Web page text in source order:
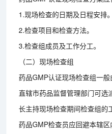
1.现场检查的日期及日程安排。
2.检查项目和检查方法。
3.检查组成员及工作分工。
（二）现场检查组
药品GMP认证现场检查组一般
直辖市药品监督管理部门可选
长主持现场检查期间检查组的
药品GMP检查员应回避本辖